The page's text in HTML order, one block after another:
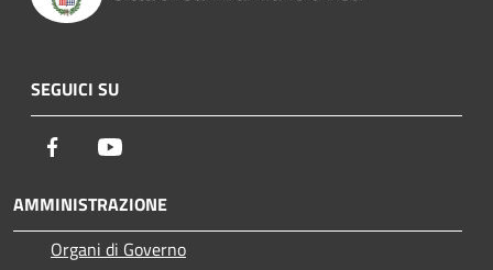
SEGUICI SU
Facebook
AMMINISTRAZIONE
Organi di Governo